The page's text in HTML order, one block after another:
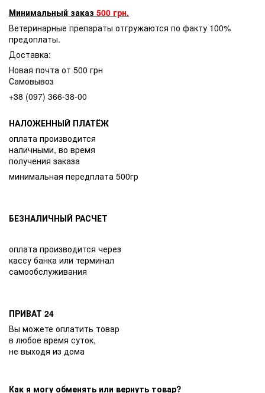
Минимальный заказ 500 грн.
Ветеринарные препараты отгружаются по факту 100%
предоплаты.
Доставка:
Новая почта от 500 грн
Самовывоз
+38 (097) 366-38-00
НАЛОЖЕННЫЙ ПЛАТЁЖ
оплата производится
наличными, во время
получения заказа
минимальная передплата 500гр
БЕЗНАЛИЧНЫЙ РАСЧЕТ
оплата производится через
кассу банка или терминал
самообслуживания
ПРИВАТ 24
Вы можете оплатить товар
в любое время суток,
не выходя из дома
Как я могу обменять или вернуть товар?